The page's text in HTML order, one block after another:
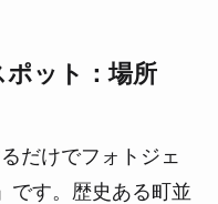
ット：場所
だけでフォトジェ
です。歴史ある町並